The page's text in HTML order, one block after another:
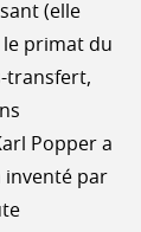
(elle
le primat du
transfert,
Popper a
inventé par